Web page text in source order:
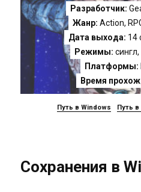
Разработчик:
Жанр: Action,
Дата выхода: 14
Режимы:
Платформы:
Время
Путь в Windows Путь в
Сохранения в